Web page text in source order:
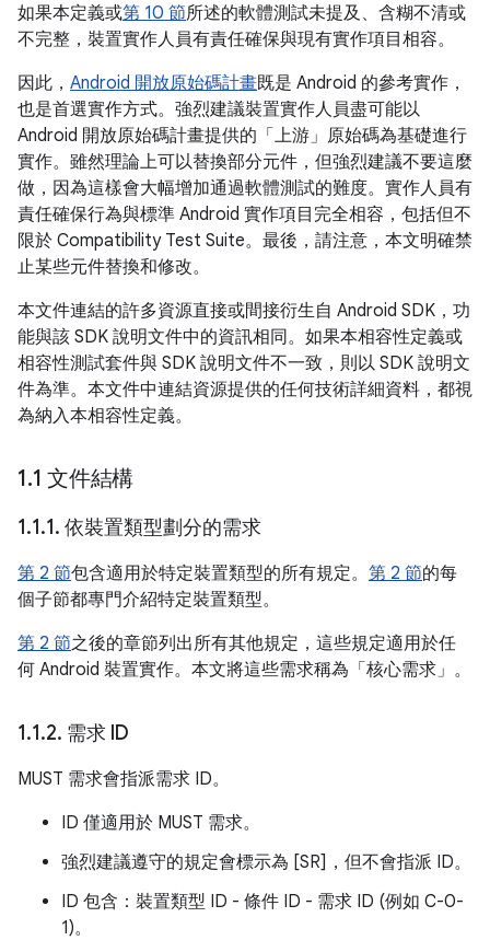
如果本定義或第 10 節所述的軟體測試未提及、含糊不清或
不完整，裝置實作人員有責任確保與現有實作項目相容。
因此， Android 開放原始碼計畫既是 Android 的參考實作，
也是首選實作方式。強烈建議裝置實作人員盡可能以
Android 開放原始碼計畫提供的「上游」原始碼為基礎進行
實作。雖然理論上可以替換部分元件，但強烈建議不要這麼
做，因為這樣會大幅增加通過軟體測試的難度。實作人員有
責任確保行為與標準 Android 實作項目完全相容，包括但不
限於 Compatibility Test Suite。最後，請注意，本文明確禁
止某些元件替換和修改。
本文件連結的許多資源直接或間接衍生自 Android SDK，功
能與該 SDK 說明文件中的資訊相同。如果本相容性定義或
相容性測試套件與 SDK 說明文件不一致，則以 SDK 說明文
件為準。本文件中連結資源提供的任何技術詳細資料，都視
為納入本相容性定義。
1.1 文件結構
1.1.1. 依裝置類型劃分的需求
第 2 節包含適用於特定裝置類型的所有規定。 第 2 節的每
個子節都專門介紹特定裝置類型。
第 2 節之後的章節列出所有其他規定，這些規定適用於任
何 Android 裝置實作。本文將這些需求稱為「核心需求」。
1.1.2. 需求 ID
MUST 需求會指派需求 ID。
ID 僅適用於 MUST 需求。
強烈建議遵守的規定會標示為 [SR]，但不會指派 ID。
ID 包含：裝置類型 ID - 條件 ID - 需求 ID (例如 C-0-
1)。